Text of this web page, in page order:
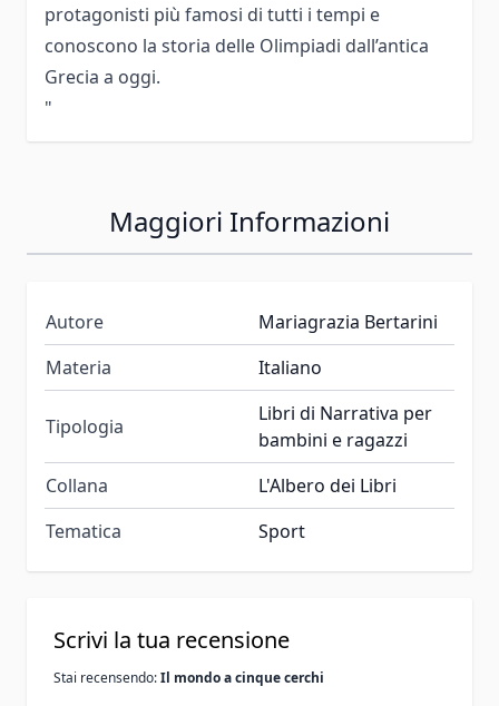
protagonisti più famosi di tutti i tempi e
conoscono la storia delle Olimpiadi dall’antica
Grecia a oggi.
"
Maggiori Informazioni
Autore
Mariagrazia Bertarini
Materia
Italiano
Tipologia
Libri di Narrativa per
bambini e ragazzi
Collana
L'Albero dei Libri
Tematica
Sport
Scrivi la tua recensione
Stai recensendo:Il mondo a cinque cerchi